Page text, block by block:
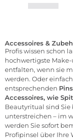
Accessoires &
Profis wissen schon
hochwertigste
entfalten, wenn sie
werden. Oder
entsprechenden
Accessoires, wie
Beautyritual sind Sie
unterstreichen – im
werden Sie sofort
Profipinsel über Ihre